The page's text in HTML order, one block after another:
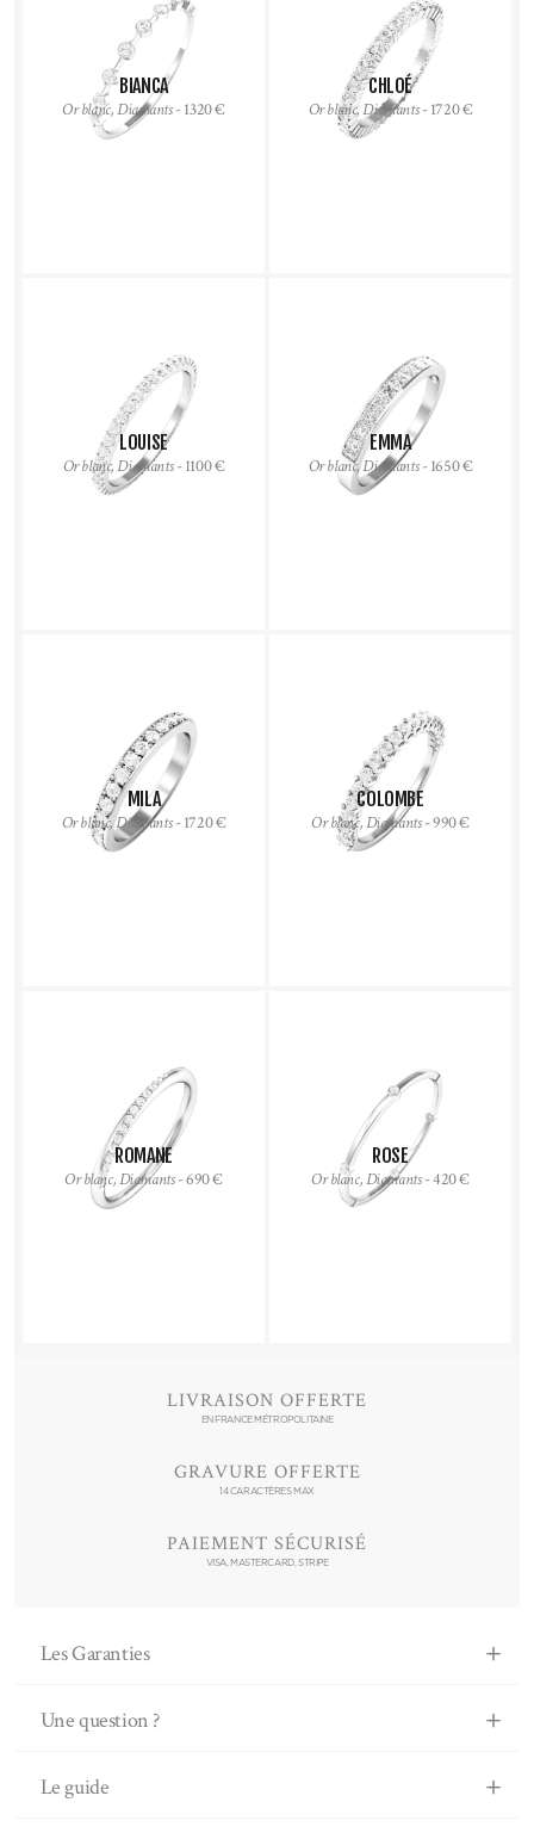
BIANCA
Or blanc, Diamants- 1320 €
CHLOÉ
Or blanc, Diamants- 1720 €
LOUISE
Or blanc, Diamants- 1100 €
EMMA
Or blanc, Diamants- 1650 €
MILA
Or blanc, Diamants- 1720 €
COLOMBE
Or blanc, Diamants- 990 €
ROMANE
Or blanc, Diamants- 690 €
ROSE
Or blanc, Diamants- 420 €
LIVRAISON OFFERTE
EN FRANCE MÉTROPOLITAINE
GRAVURE OFFERTE
14 CARACTÈRES MAX
PAIEMENT SÉCURISÉ
VISA, MASTERCARD, STRIPE
Les Garanties
Une question ?
Le guide